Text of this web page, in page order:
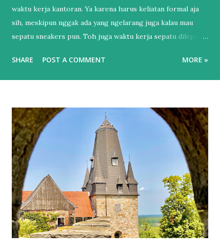
waktu kerja kantoran. Ya karena harus keliatan formal aja
sih, meskipun nggak ada yang ngelarang juga kalau mau
sepatu sneakers pun. Toh juga waktu kerja sepatu dilepas
Setelahnya, bertahun-tahun hanya punya 1 sepatu sneakers
lebih ke males harus nyocokin sepatu lagi ke kaki yang
belum tentu enak dipakainya. Sepatu itu adalah hal esensial
yang buat gw nggak apa mahal yang penting nyaman.
Karena taruhannya di pijakan, dan itu bisa berdampak ke
banyak hal kalau salah pilih sepatu. Jalan kaki adalah bagian
besar dari hidup gw, jadi punya sepatu nyaman adalah hal
yang tidak bisa dinego. Nah, meskipun gw beberapa kali
pernah jalan-jalan saat musim dingin, Moskow ini agak beda.
Kalau di Belanda, mes...
SHARE POST A COMMENT MORE »